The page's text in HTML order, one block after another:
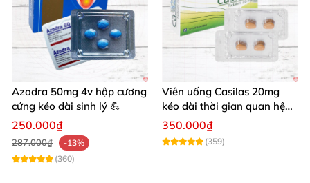
Azodra 50mg 4v hộp cương
cứng kéo dài sinh lý 💪
250.000₫
287.000₫
-13%
(360)
Viên uống Casilas 20mg
kéo dài thời gian quan hệ
tăng cường sinh lý nam
350.000₫
(359)